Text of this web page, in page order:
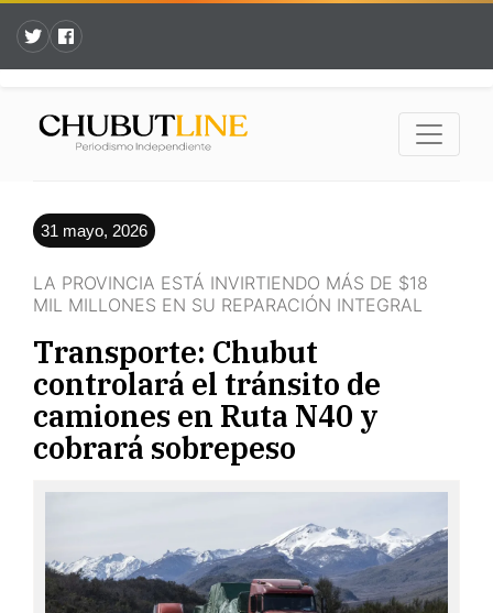
31 mayo, 2026
LA PROVINCIA ESTÁ INVIRTIENDO MÁS DE $18
MIL MILLONES EN SU REPARACIÓN INTEGRAL
Transporte: Chubut
controlará el tránsito de
camiones en Ruta N40 y
cobrará sobrepeso